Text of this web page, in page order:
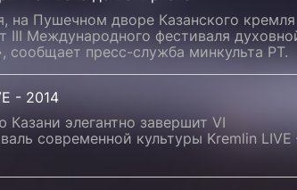
на Пушечном дворе Казанского кремля
III Международного фестиваля
сообщает пресс-служба минкульта РТ.
- 2014
элегантно завершит VI
современной культуры Kremlin LIVE